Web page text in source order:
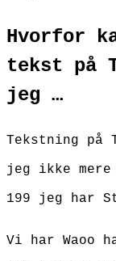
Hvorfor
tekst på
jeg …
Tekstning på
jeg ikke
199 jeg har
Vi har Waoo